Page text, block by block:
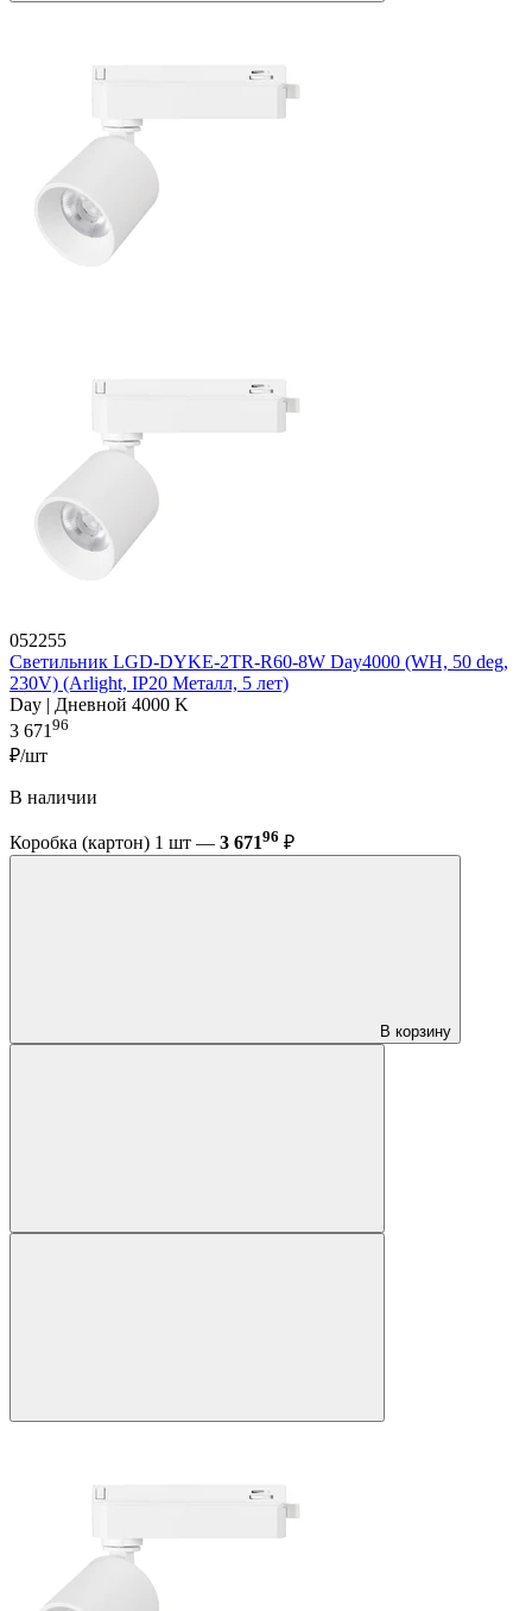
052255
Светильник LGD-DYKE-2TR-R60-8W Day4000 (WH, 50 deg,
230V) (Arlight, IP20 Металл, 5 лет)
Day | Дневной 4000 K
3 671 96
₽/шт
В наличии
Коробка (картон) 1 шт — 3 67196 ₽
В корзину